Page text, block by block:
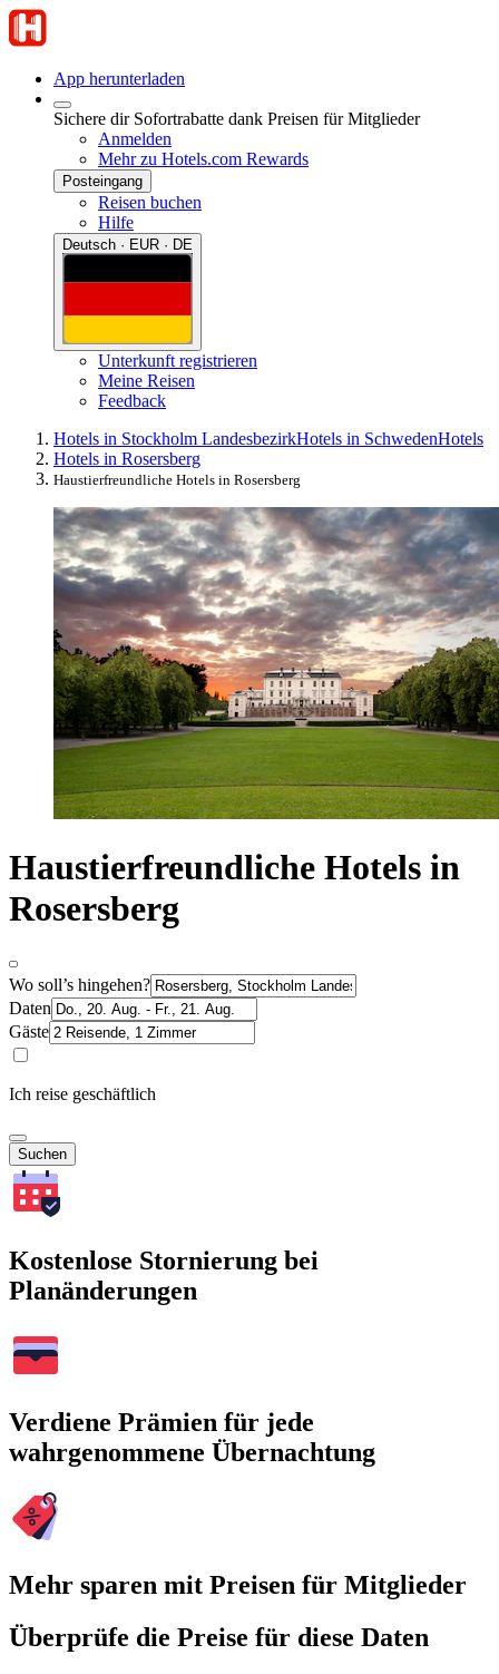
App herunterladen
Sichere dir Sofortrabatte dank Preisen für Mitglieder
Anmelden
Mehr zu Hotels.com Rewards
Posteingang
Reisen buchen
Hilfe
Deutsch · EUR · DE
Unterkunft registrieren
Meine Reisen
Feedback
Hotels in Stockholm LandesbezirkHotels in SchwedenHotels
Hotels in Rosersberg
Haustierfreundliche Hotels in Rosersberg
Haustierfreundliche Hotels in
Rosersberg
Wo soll’s hingehen?
Daten
Gäste
Ich reise geschäftlich
Suchen
Kostenlose Stornierung bei
Planänderungen
Verdiene Prämien für jede
wahrgenommene Übernachtung
Mehr sparen mit Preisen für Mitglieder
Überprüfe die Preise für diese Daten